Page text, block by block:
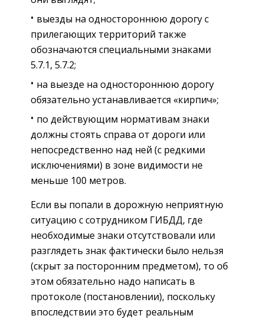
выезды на одностороннюю дорогу с
прилегающих территорий также
обозначаются специальными знаками
5.7.1, 5.7.2;
на выезде на одностороннюю дорогу
обязательно устанавливается «кирпич»;
по действующим нормативам знаки
должны стоять справа от дороги или
непосредственно над ней (с редкими
исключениями) в зоне видимости не
меньше 100 метров.
Если вы попали в дорожную неприятную
ситуацию с сотрудником ГИБДД, где
необходимые знаки отсутствовали или
разглядеть знак фактически было нельзя
(скрыт за посторонним предметом), то об
этом обязательно надо написать в
протоколе (постановлении), поскольку
впоследствии это будет реальным